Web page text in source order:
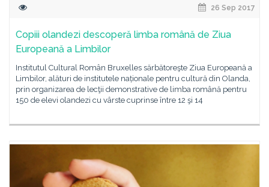
26 Sep 2017
Copiii olandezi descoperă limba română de Ziua
Europeană a Limbilor
Institutul Cultural Român Bruxelles sărbătoreşte Ziua Europeană a
Limbilor, alături de institutele naționale pentru cultură din Olanda,
prin organizarea de lecţii demonstrative de limba română pentru
150 de elevi olandezi cu vârste cuprinse între 12 şi 14